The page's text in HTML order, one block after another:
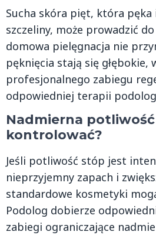
Sucha skóra pięt, która
szczeliny, może prowadzić
domowa pielęgnacja nie
pęknięcia stają się głębokie,
profesjonalnego zabiegu
odpowiedniej terapii
Nadmierna potliwość
kontrolować?
Jeśli potliwość stóp jest
nieprzyjemny zapach i
standardowe kosmetyki
Podolog dobierze
zabiegi ograniczające